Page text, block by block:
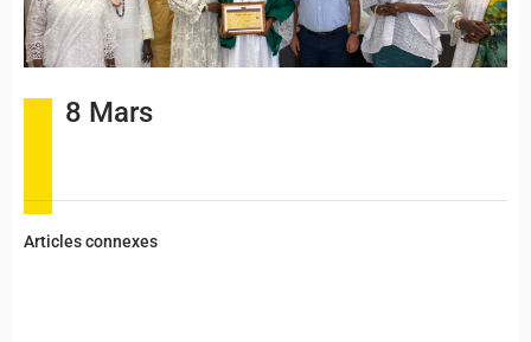
8 Mars
Articles connexes